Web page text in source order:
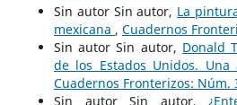
Sin autor Sin autor, La
mexicana , Cuadernos
Sin autor Sin autor, Donald
de los Estados Unidos. Una
Cuadernos Fronterizos: Núm.
Sin autor Sin autor,